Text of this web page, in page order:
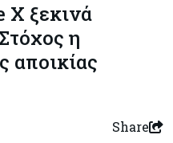
X ξεκινά
η
αποικίας
Share